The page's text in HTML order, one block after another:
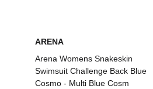
ARENA
Arena Womens Snakeskin
Swimsuit Challenge Back Blue
Cosmo - Multi Blue Cosm